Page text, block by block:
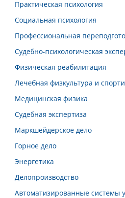
Практическая психология
Социальная психология
Профессиональная
Судебно-психологическая
Физическая реабилитация
Лечебная физкультура и
Медицинская физика
Судебная экспертиза
Маркшейдерское дело
Горное дело
Энергетика
Делопроизводство
Автоматизированные системы